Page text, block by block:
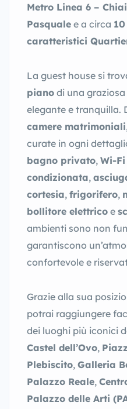
Metro Linea 6 –
Pasquale e a circa
caratteristici
La guest house si
piano di una
elegante e tranquilla.
camere matrimoniali
curate in ogni
bagno privato, Wi-
condizionata,
cortesia, frigorifero,
bollitore elettrico e
ambienti sono non
garantiscono
confortevole e
Grazie alla sua
potrai raggiungere
dei luoghi più iconici
Castel dell’Ovo,
Plebiscito, Galleria
Palazzo Reale,
Palazzo delle Arti